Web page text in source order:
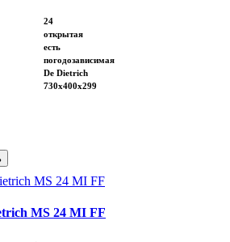
24
открытая
есть
погодозависимая
De Dietrich
730х400х299
MS 24 MI FF